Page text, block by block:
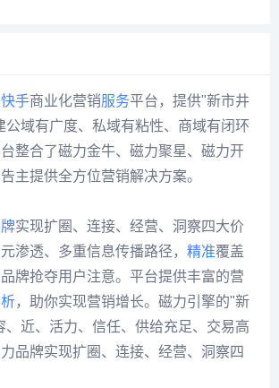
快手商业化营销服务平台，提供"新市井
公域有广度、私域有粘性、商域有闭环
整合了磁力金牛、磁力聚星、磁力开
主提供全方位营销解决方案。
实现扩圈、连接、经营、洞察四大价
渗透、多重信息传播路径， 精准覆盖
牌抢夺用户注意。平台提供丰富的营
，助你实现营销增长。磁力引擎的"新
、近、活力、信任、供给充足、交易高
品牌实现扩圈、连接、经营、洞察四